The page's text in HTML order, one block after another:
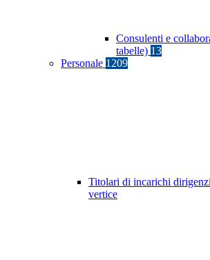
Consulenti e
tabelle) 13
Personale 1209
Titolari di incarichi
vertice